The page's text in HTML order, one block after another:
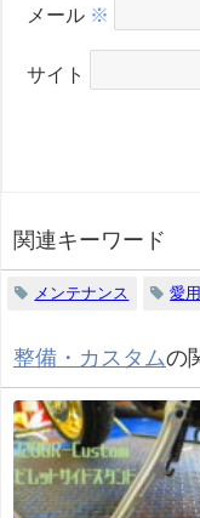
メール ※
サイト
関連キーワード
メンテナンス 愛
整備・カスタムの